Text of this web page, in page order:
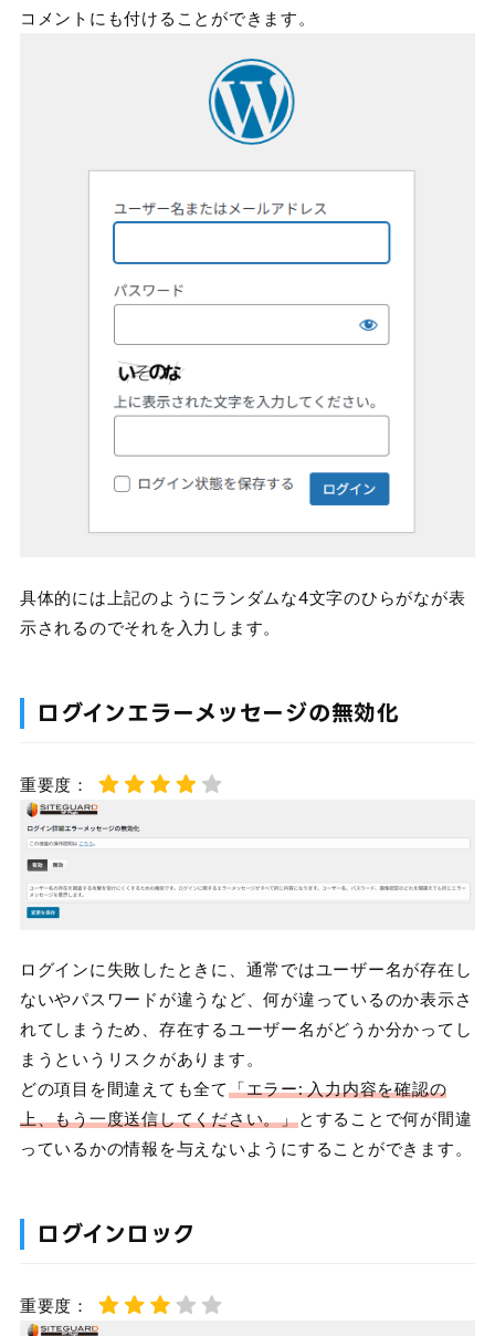
コメントにも付けることができます。
具体的には上記のようにランダムな4文字のひらがなが表
示されるのでそれを入力します。
ログインエラーメッセージの無効化
重要度：
ログインに失敗したときに、通常ではユーザー名が存在し
ないやパスワードが違うなど、何が違っているのか表示さ
れてしまうため、存在するユーザー名がどうか分かってし
まうというリスクがあります。
どの項目を間違えても全て「エラー: 入力内容を確認の
上、もう一度送信してください。」とすることで何が間違
っているかの情報を与えないようにすることができます。
ログインロック
重要度：